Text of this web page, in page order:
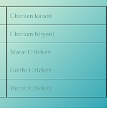
Chicken karahi
Chicken biryani
Matar Chicken
Gobhi Chicken
Butter Chicken